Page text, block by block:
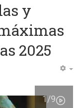
y
2025
1/9